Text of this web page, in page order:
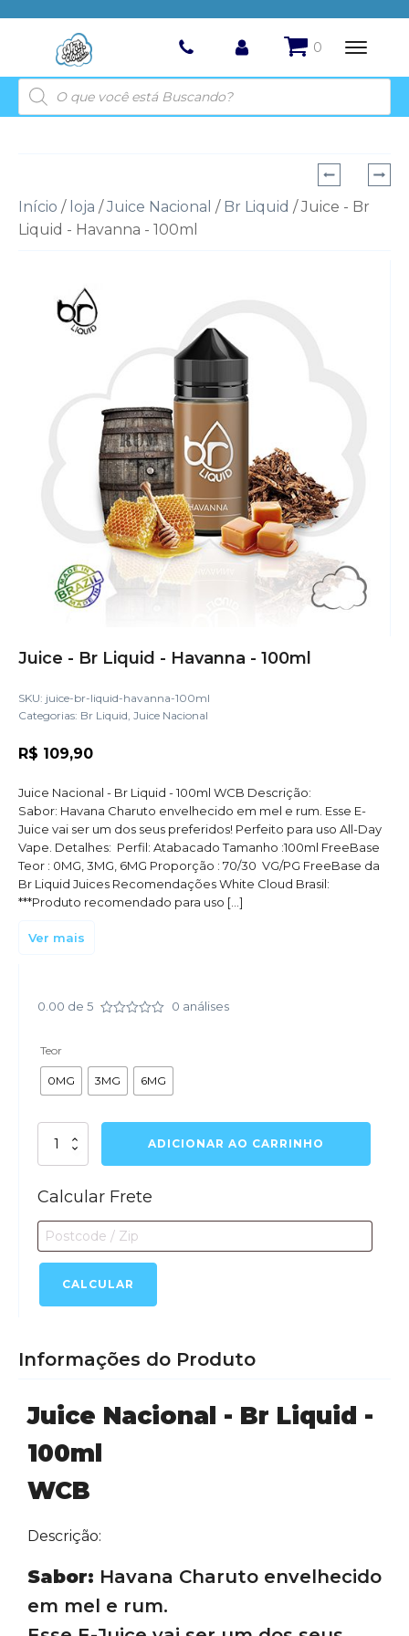
Pesquisar
produtos
Início / loja /Juice Nacional / Br Liquid / Juice - Br
Liquid - Havanna - 100ml
Juice - Br Liquid - Havanna - 100ml
SKU: juice-br-liquid-havanna-100ml
Categorias: Br Liquid, Juice Nacional
R$ 109,90
Juice Nacional - Br Liquid - 100ml WCB Descrição:
Sabor: Havana Charuto envelhecido em mel e rum. Esse E-
Juice vai ser um dos seus preferidos! Perfeito para uso All-Day
Vape. Detalhes: Perfil: Atabacado Tamanho :100ml FreeBase
Teor : 0MG, 3MG, 6MG Proporção : 70/30 VG/PG FreeBase da
Br Liquid Juices Recomendações White Cloud Brasil:
***Produto recomendado para uso […]
Ver mais
0.00 de 5 0 análises
Teor
0MG 3MG 6MG
Juice
Liquid
Havanna
100ml
quantidade
ADICIONAR AO CARRINHO
Calcular Frete
CALCULAR
Informações do Produto
Juice Nacional - Br Liquid -
100ml
WCB
Descrição:
Sabor: Havana Charuto envelhecido
em mel e rum.